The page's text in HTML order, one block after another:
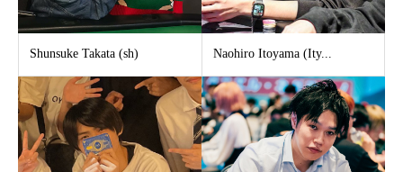
Shunsuke Takata (sh) Naohiro Itoyama (Ity...